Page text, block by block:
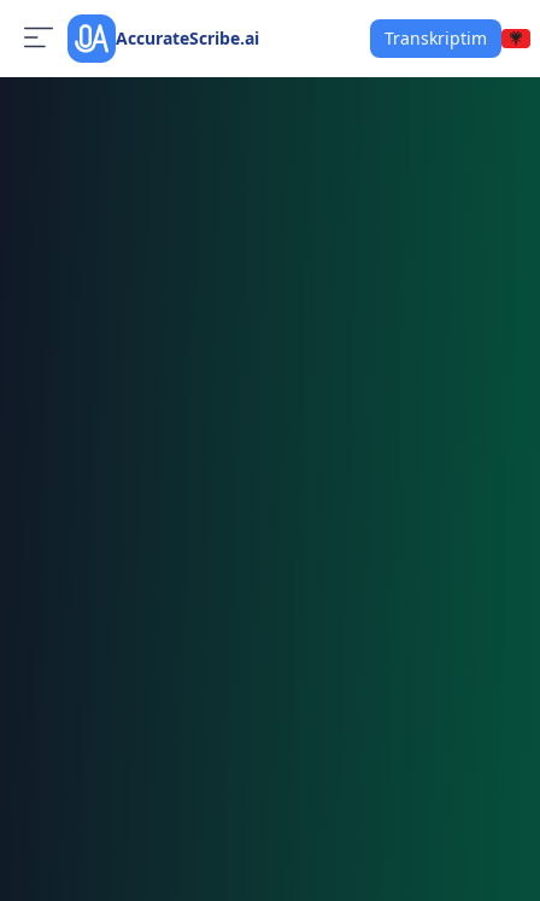
AccurateScribe.ai Transkriptim